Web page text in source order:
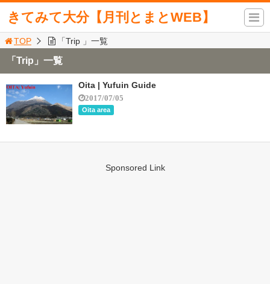
きてみて大分【月刊とまとWEB】
TOP 「Trip 」一覧
「Trip」一覧
Oita | Yufuin Guide
2017/07/05
Oita area
Sponsored Link